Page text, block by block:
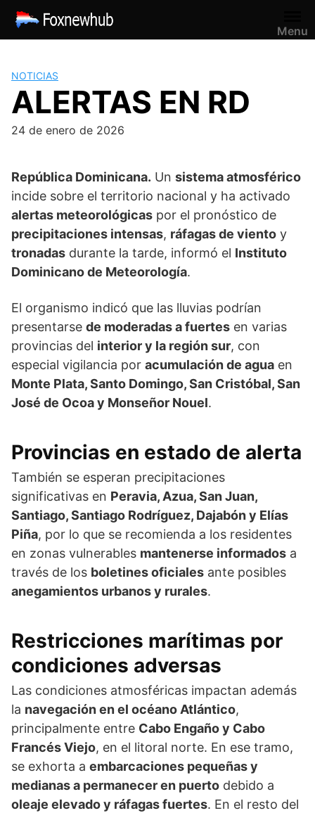
Saltar
contenido
Menu
NOTICIAS
ALERTAS EN RD
24 de enero de 2026
República Dominicana. Un sistema atmosférico
incide sobre el territorio nacional y ha activado
alertas meteorológicas por el pronóstico de
precipitaciones intensas, ráfagas de viento y
tronadas durante la tarde, informó el Instituto
Dominicano de Meteorología.
El organismo indicó que las lluvias podrían
presentarse de moderadas a fuertes en varias
provincias del interior y la región sur, con
especial vigilancia por acumulación de agua en
Monte Plata, Santo Domingo, San Cristóbal, San
José de Ocoa y Monseñor Nouel.
Provincias en estado de alerta
También se esperan precipitaciones
significativas en Peravia, Azua, San Juan,
Santiago, Santiago Rodríguez, Dajabón y Elías
Piña, por lo que se recomienda a los residentes
en zonas vulnerables mantenerse informados a
través de los boletines oficiales ante posibles
anegamientos urbanos y rurales.
Restricciones marítimas por
condiciones adversas
Las condiciones atmosféricas impactan además
la navegación en el océano Atlántico,
principalmente entre Cabo Engaño y Cabo
Francés Viejo, en el litoral norte. En ese tramo,
se exhorta a embarcaciones pequeñas y
medianas a permanecer en puerto debido a
oleaje elevado y ráfagas fuertes. En el resto del